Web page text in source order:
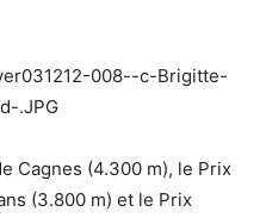
Cagnes (4.300 m), le Prix
(3.800 m) et le Prix